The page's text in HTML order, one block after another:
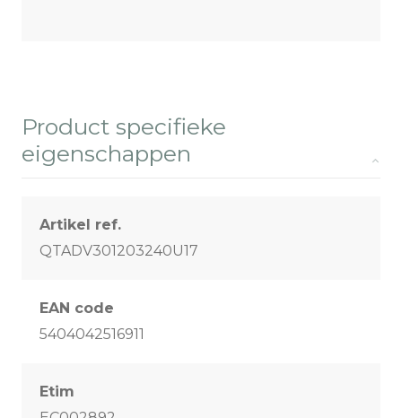
Product specifieke
eigenschappen
Artikel ref.
QTADV301203240U17
EAN code
5404042516911
Etim